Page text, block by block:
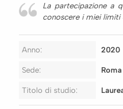
La partecipazione a
conoscere i miei limiti
Anno: 2020
Sede: Roma
Titolo di studio: